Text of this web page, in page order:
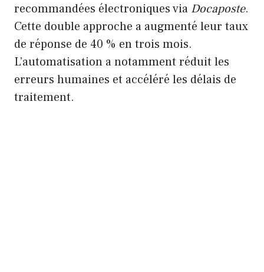
recommandées électroniques via Docaposte.
Cette double approche a augmenté leur taux
de réponse de 40 % en trois mois.
L’automatisation a notamment réduit les
erreurs humaines et accéléré les délais de
traitement.